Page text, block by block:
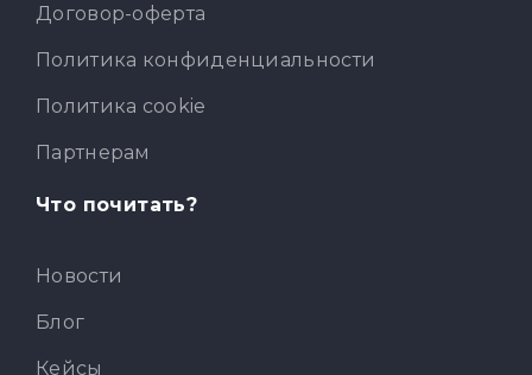
Договор-оферта
Политика конфиденциальности
Политика cookie
Партнерам
Что почитать?
Новости
Блог
Кейсы